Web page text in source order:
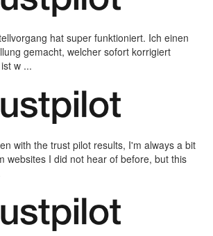
hat super funktioniert. Ich einen
gemacht, welcher sofort korrigiert
w ...
with the trust pilot results, I'm always a bit
websites I did not hear of before, but this